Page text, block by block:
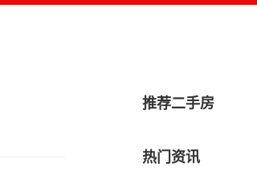
推荐二手房
热门资讯